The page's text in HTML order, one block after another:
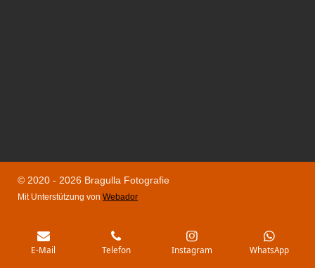
© 2020 - 2026 Bragulla Fotografie
Mit Unterstützung von Webador
E-Mail Telefon Instagram WhatsApp